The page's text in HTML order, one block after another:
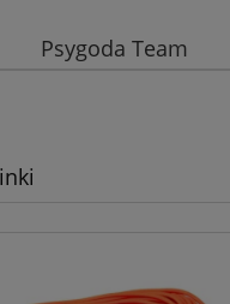
Psygoda Team